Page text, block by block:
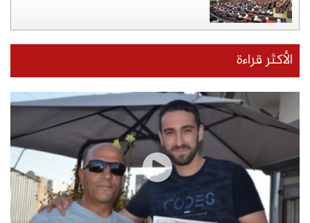
الأكثر قراءة